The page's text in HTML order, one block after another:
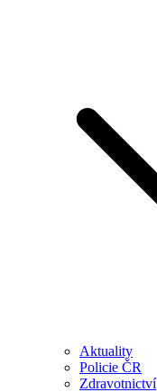
Aktuality
Policie ČR
Zdravotnictví